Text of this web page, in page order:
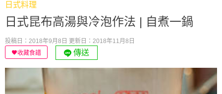
日式料理
日式昆布高湯與冷泡作法 | 自煮一鍋
投稿日：2018年9月8日 更新日：2018年11月8日
收藏食譜
傳送